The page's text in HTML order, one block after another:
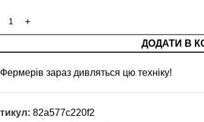
ДОДАТИ В
Фермерів зараз дивляться цю техніку!
82a577c220f2